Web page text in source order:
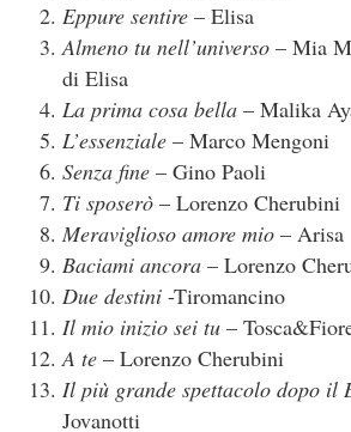
Eppure sentire – Elisa
Almeno tu nell’universo– Mia
di Elisa
La prima cosa bella– Malika
L’essenziale– Marco Mengoni
Senza fine – Gino Paoli
Ti sposerò– Lorenzo Cherubini
Meraviglioso amore mio– Arisa
Baciami ancora– Lorenzo
Due destini-Tiromancino
Il mio inizio sei tu–
A te– Lorenzo Cherubini
Il più grande spettacolo dopo il
Jovanotti